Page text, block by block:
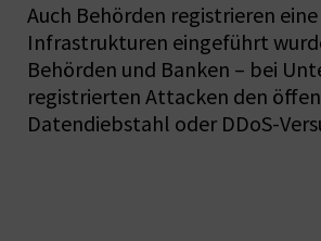
Auch Behörden registrieren
Infrastrukturen eingeführt
Behörden und Banken – bei
registrierten Attacken den
Datendiebstahl oder DDoS-